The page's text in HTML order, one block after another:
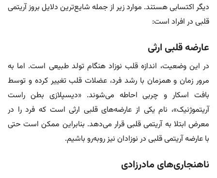
دیگر اکتسابی هستند. موارد زیر از جمله شایع‌ترین دلایل بروز آریتمی
قلبی در افراد است:
عارضه قلبی ارثی
در این وضعیت، اندازه قلب نوزاد هنگام تولد طبیعی است. اما به
مرور زمان و همزمان با رشد فرد، عضلات قلب تغییر کرده و توسط
بافت اسکار و چربی احاطه می‌شوند. «دیسپلازی بطن راست
آریتموژنیک»، نام یکی از عارضه‌های قلبی ارثی است که فرد را در
معرض ابتلا به آریتمی قلبی قرار می‌دهد. بنابراین ممکن است حتی
با عارضه آریتمی قلبی در نوزادان نیز روبه‌رو باشیم.
ناهنجاری‌های مادرزادی